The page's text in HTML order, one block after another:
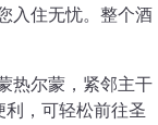
入住无忧。整个酒
热尔蒙，紧邻主干
，可轻松前往圣